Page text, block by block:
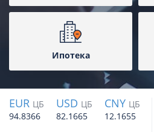
Ипотека
EUR ЦБ
94.8366
USD ЦБ
82.1665
CNY ЦБ
12.1655